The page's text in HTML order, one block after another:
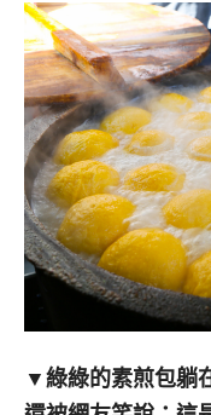
▼綠綠的素煎包躺